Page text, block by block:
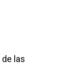
de las